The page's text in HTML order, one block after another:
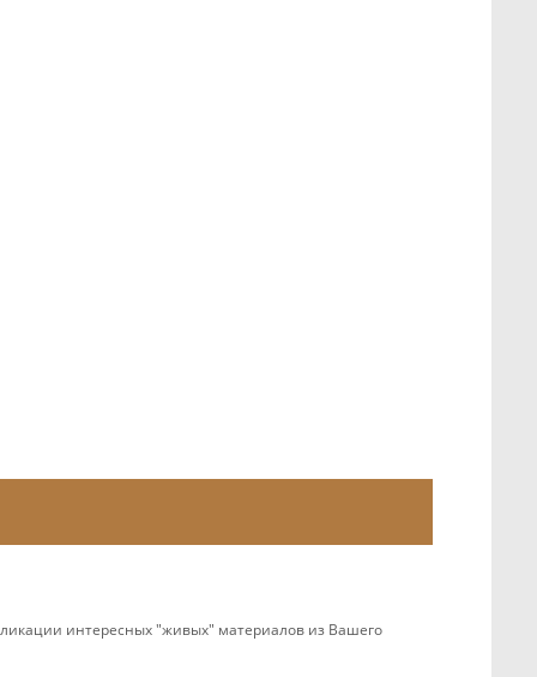
интересных "живых" материалов из Вашего